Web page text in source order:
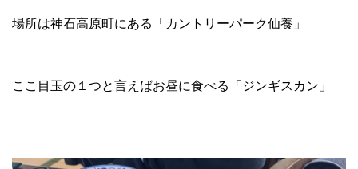
場所は神石高原町にある「カントリーパーク仙養」
ここ目玉の１つと言えばお昼に食べる「ジンギスカン」